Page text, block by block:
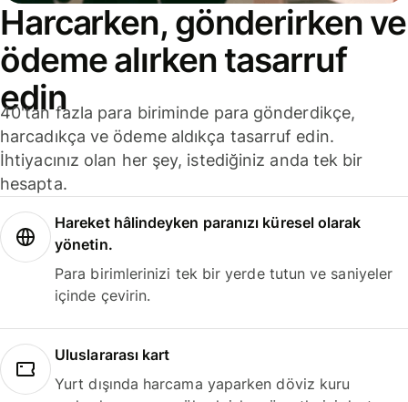
Harcarken, gönderirken ve
ödeme alırken tasarruf
edin
40'tan fazla para biriminde para gönderdikçe,
harcadıkça ve ödeme aldıkça tasarruf edin.
İhtiyacınız olan her şey, istediğiniz anda tek bir
hesapta.
Hareket hâlindeyken paranızı küresel olarak
yönetin.
Para birimlerinizi tek bir yerde tutun ve saniyeler
içinde çevirin.
Uluslararası kart
Yurt dışında harcama yaparken döviz kuru